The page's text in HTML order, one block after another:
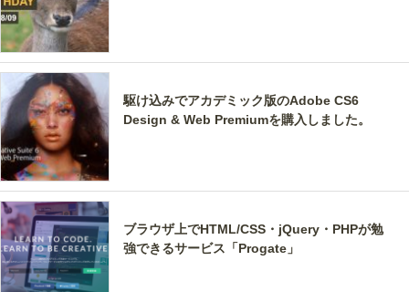
駆け込みでアカデミック版のAdobe CS6
Design & Web Premiumを購入しました。
ブラウザ上でHTML/CSS・jQuery・PHPが勉
強できるサービス「Progate」